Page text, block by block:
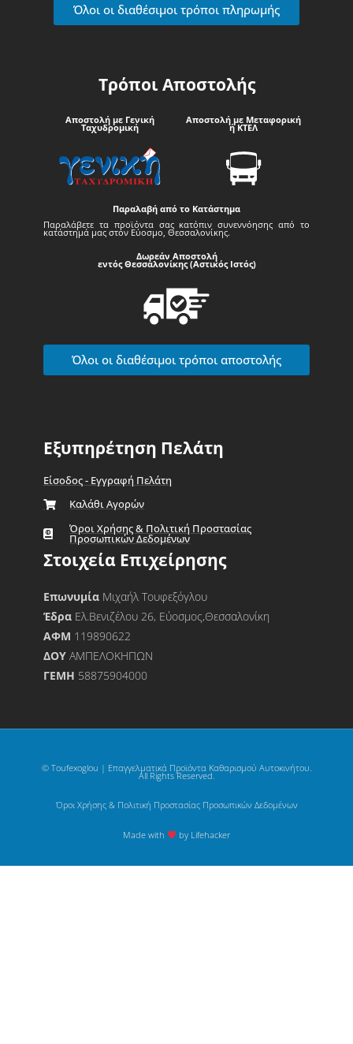
Όλοι οι διαθέσιμοι τρόποι πληρωμής
Τρόποι Αποστολής
Αποστολή με Γενική
Ταχυδρομική
Αποστολή με Μεταφορική
ή ΚΤΕΛ
Παραλαβή από το Κατάστημα
Παραλάβετε τα προϊόντα σας κατόπιν συνεννόησης από το
κατάστημά μας στον Εύοσμο, Θεσσαλονίκης.
Δωρεάν Αποστολή
εντός Θεσσαλονίκης (Αστικός Ιστός)
Όλοι οι διαθέσιμοι τρόποι αποστολής
Εξυπηρέτηση Πελάτη
Είσοδος - Εγγραφή Πελάτη
Καλάθι Αγορών
Όροι Χρήσης & Πολιτική Προστασίας
Προσωπικών Δεδομένων
Στοιχεία Επιχείρησης
Επωνυμία Μιχαήλ Τουφεξόγλου
Έδρα Ελ.Βενιζέλου 26, Εύοσμος,Θεσσαλονίκη
ΑΦΜ 119890622
ΔΟΥΑΜΠΕΛΟΚΗΠΩΝ
ΓΕΜΗ 58875904000
© Toufexoglou | Επαγγελματικά Προϊόντα Καθαρισμού Αυτοκινήτου.
All Rights Reserved.
Όροι Χρήσης & Πολιτική Προστασίας Προσωπικών Δεδομένων
Made with by Lifehacker